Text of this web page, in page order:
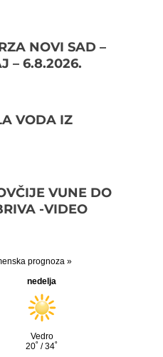
NOVI SAD –
– 6.8.2026.
VODA IZ
VUNE DO
-VIDEO